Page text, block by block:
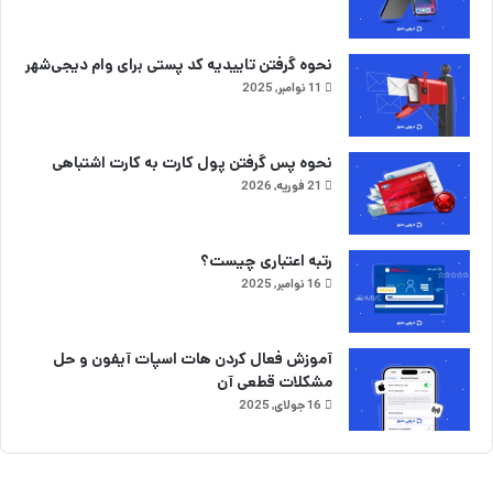
نحوه گرفتن تاییدیه کد پستی برای وام دیجی‌شهر
11 نوامبر, 2025
نحوه پس گرفتن پول کارت به کارت اشتباهی
21 فوریه, 2026
رتبه اعتباری چیست؟
16 نوامبر, 2025
آموزش فعال کردن هات اسپات آیفون و حل
مشکلات قطعی آن
16 جولای, 2025